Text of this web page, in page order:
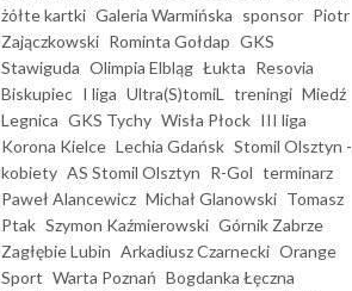
żółte kartki Galeria Warmińska sponsor Piotr
Zajączkowski Rominta Gołdap GKS
Stawiguda Olimpia Elbląg Łukta Resovia
Biskupiec I liga Ultra(S)tomiL treningi Miedź
Legnica GKS Tychy Wisła Płock III liga
Korona Kielce Lechia Gdańsk Stomil Olsztyn -
kobiety AS Stomil Olsztyn R-Gol terminarz
Paweł Alancewicz Michał Glanowski Tomasz
Ptak Szymon Kaźmierowski Górnik Zabrze
Zagłębie Lubin Arkadiusz Czarnecki Orange
Sport Warta Poznań Bogdanka Łęczna